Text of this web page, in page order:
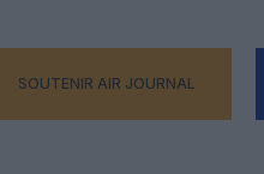
SOUTENIR AIR JOURNAL